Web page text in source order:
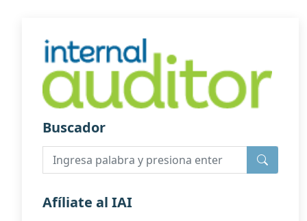
Buscador
Afíliate al IAI